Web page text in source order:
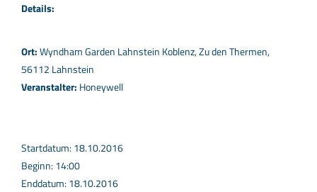
Details:
Ort:Wyndham Garden Lahnstein Koblenz, Zu den Thermen,
56112 Lahnstein
Veranstalter: Honeywell
Startdatum: 18.10.2016
Beginn: 14:00
Enddatum: 18.10.2016